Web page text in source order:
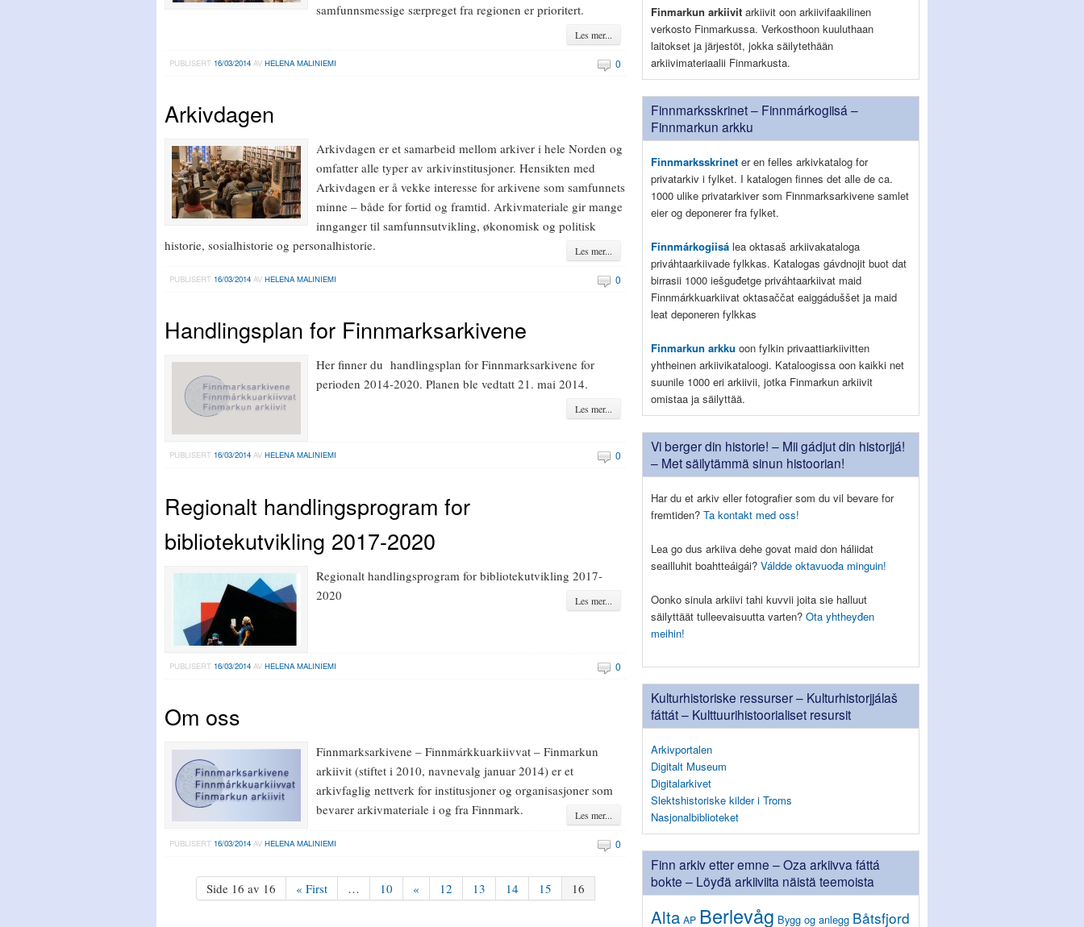
samfunnsmessige særpreget fra regionen er prioritert.
Les mer...
PUBLISERT 16/03/2014AV HELENA MALINIEMI 0
Arkivdagen
Arkivdagen er et samarbeid mellom arkiver i hele Norden og
omfatter alle typer av arkivinstitusjoner. Hensikten med
Arkivdagen er å vekke interesse for arkivene som samfunnets
minne – både for fortid og framtid. Arkivmateriale gir mange
innganger til samfunnsutvikling, økonomisk og politisk
historie, sosialhistorie og personalhistorie.
Les mer...
PUBLISERT 16/03/2014AV HELENA MALINIEMI 0
Handlingsplan for Finnmarksarkivene
Her finner du handlingsplan for Finnmarksarkivene for
perioden 2014-2020. Planen ble vedtatt 21. mai 2014.
Les mer...
PUBLISERT 16/03/2014AV HELENA MALINIEMI 0
Regionalt handlingsprogram for
bibliotekutvikling 2017-2020
Regionalt handlingsprogram for bibliotekutvikling 2017-
2020
Les mer...
PUBLISERT 16/03/2014AV HELENA MALINIEMI 0
Om oss
Finnmarksarkivene – Finnmárkkuarkiivvat – Finmarkun
arkiivit (stiftet i 2010, navnevalg januar 2014) er et
arkivfaglig nettverk for institusjoner og organisasjoner som
bevarer arkivmateriale i og fra Finnmark.
Les mer...
PUBLISERT 16/03/2014AV HELENA MALINIEMI 0
Side 16 av 16 « First … 10 « 12 13 14 15 16
Finmarkun arkiivit arkiivit oon arkiivifaakilinen
verkosto Finmarkussa. Verkosthoon kuuluthaan
laitokset ja järjestöt, jokka säilytethään
arkiivimateriaalii Finmarkusta.
Finnmarksskrinet – Finnmárkogiisá –
Finnmarkun arkku
Finnmarksskrinet er en felles arkivkatalog for
privatarkiv i fylket. I katalogen finnes det alle de ca.
1000 ulike privatarkiver som Finnmarksarkivene samlet
eier og deponerer fra fylket.
Finnmárkogiisá lea oktasaš arkiivakataloga
priváhtaarkiivade fylkkas. Katalogas gávdnojit buot dat
birrasii 1000 iešguđetge priváhtaarkiivat maid
Finnmárkkuarkiivat oktasaččat eaiggáduššet ja maid
leat deponeren fylkkas
Finmarkun arkku oon fylkin privaattiarkiivitten
yhtheinen arkiivikataloogi. Kataloogissa oon kaikki net
suunile 1000 eri arkiivii, jotka Finmarkun arkiivit
omistaa ja säilyttää.
Vi berger din historie! – Mii gádjut din historjjá!
– Met säilytämmä sinun histoorian!
Har du et arkiv eller fotografier som du vil bevare for
fremtiden? Ta kontakt med oss!
Lea go dus arkiiva dehe govat maid don háliidat
seailluhit boahtteáigái? Váldde oktavuođa minguin!
Oonko sinula arkiivi tahi kuvvii joita sie halluut
säilyttäät tulleevaisuutta varten? Ota yhtheyđen
meihin!
Kulturhistoriske ressurser – Kulturhistorjjálaš
fáttát – Kulttuurihistoorialiset resursit
Arkivportalen
Digitalt Museum
Digitalarkivet
Slektshistoriske kilder i Troms
Nasjonalbiblioteket
Finn arkiv etter emne – Oza arkiivva fáttá
bokte – Löyđä arkiiviita näistä teemoista
Alta AP Berlevåg Bygg og anlegg Båtsfjord